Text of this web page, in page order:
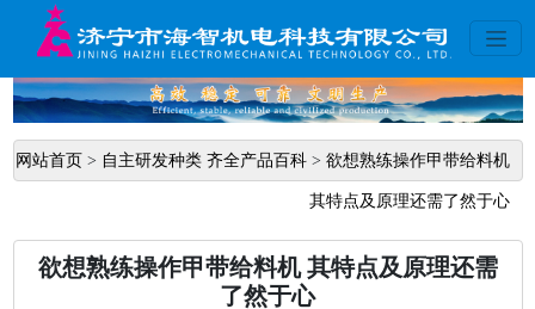
网站首页> 自主研发种类 齐全产品百科> 欲想熟练操作甲带给料机
其特点及原理还需了然于心
欲想熟练操作甲带给料机 其特点及原理还需
了然于心